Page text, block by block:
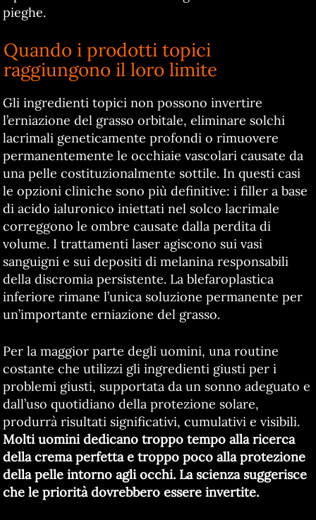
pieghe.
Quando i prodotti topici
raggiungono il loro limite
Gli ingredienti topici non possono invertire
l’erniazione del grasso orbitale, eliminare solchi
lacrimali geneticamente profondi o rimuovere
permanentemente le occhiaie vascolari causate da
una pelle costituzionalmente sottile. In questi casi
le opzioni cliniche sono più definitive: i filler a base
di acido ialuronico iniettati nel solco lacrimale
correggono le ombre causate dalla perdita di
volume. I trattamenti laser agiscono sui vasi
sanguigni e sui depositi di melanina responsabili
della discromia persistente. La blefaroplastica
inferiore rimane l’unica soluzione permanente per
un’importante erniazione del grasso.
Per la maggior parte degli uomini, una routine
costante che utilizzi gli ingredienti giusti per i
problemi giusti, supportata da un sonno adeguato e
dall’uso quotidiano della protezione solare,
produrrà risultati significativi, cumulativi e visibili.
Molti uomini dedicano troppo tempo alla ricerca
della crema perfetta e troppo poco alla protezione
della pelle intorno agli occhi. La scienza suggerisce
che le priorità dovrebbero essere invertite.